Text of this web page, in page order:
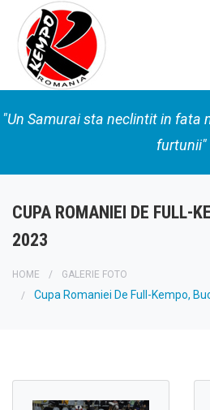
"Un Samurai sta neclintit in fata
furtunii"
CUPA ROMANIEI DE FULL-
2023
HOME GALERIE FOTO
Cupa Romaniei De Full-Kempo,